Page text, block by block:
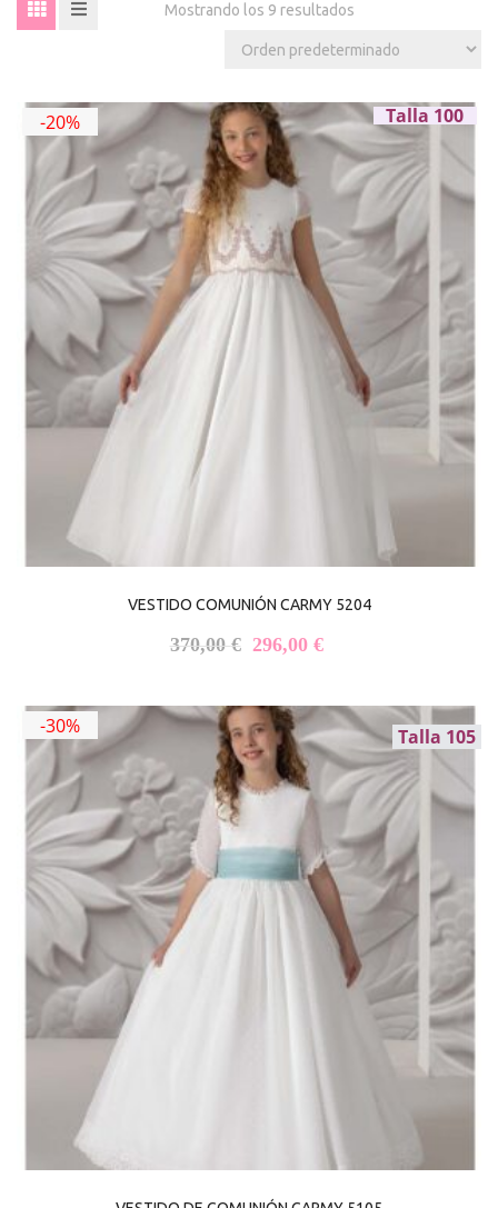
Mostrando los 9 resultados
Talla 100
-20%
VESTIDO COMUNIÓN CARMY 5204
370,00€ El precio original era: 370,00
296,00 €
-30% Talla 105